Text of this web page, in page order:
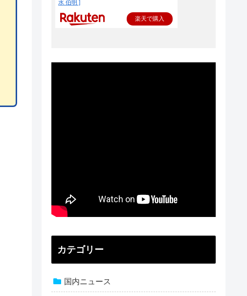
水 伯明 ]
楽天で購入
カテゴリー
国内ニュース